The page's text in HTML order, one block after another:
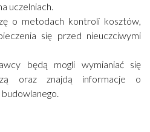
uczelniach.
o metodach kontroli kosztów,
się przed nieuczciwymi
będą mogli wymianiać się
oraz znajdą informacje o